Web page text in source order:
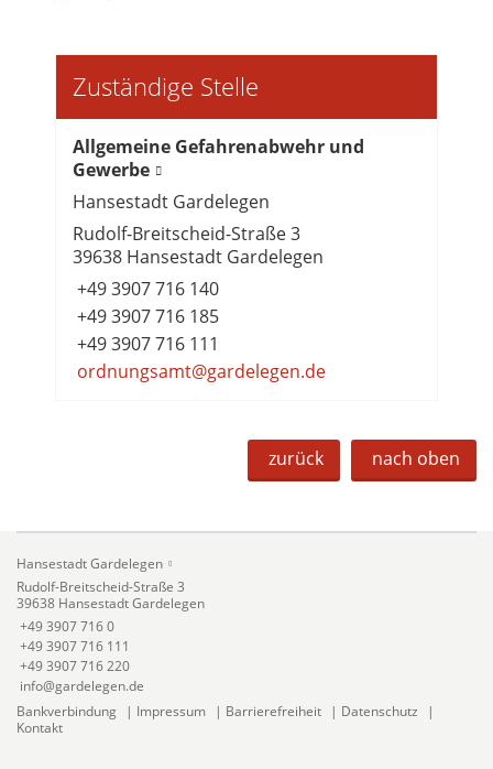
Zuständige Stelle
Allgemeine Gefahrenabwehr und
Gewerbe
Hansestadt Gardelegen
Rudolf-Breitscheid-Straße 3
39638 Hansestadt Gardelegen
+49 3907 716 140
+49 3907 716 185
+49 3907 716 111
ordnungsamt@gardelegen.de
zurück nach oben
Hansestadt Gardelegen
Rudolf-Breitscheid-Straße 3
39638 Hansestadt Gardelegen
+49 3907 716 0
+49 3907 716 111
+49 3907 716 220
info@gardelegen.de
Bankverbindung
| Impressum | Barrierefreiheit | Datenschutz
|
Kontakt